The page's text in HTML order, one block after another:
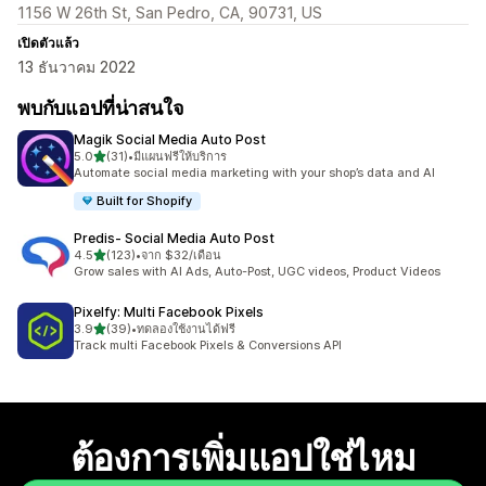
1156 W 26th St, San Pedro, CA, 90731, US
เปิดตัวแล้ว
13 ธันวาคม 2022
พบกับแอปที่น่าสนใจ
Magik Social Media Auto Post
5.0เต็ม 5 ดาว
(31)
ทั้งหมด 31 รีวิว
•มีแผนฟรีให้บริการ
Automate social media marketing with your shop’s data and AI
Built for Shopify
Predis‑ Social Media Auto Post
4.5เต็ม 5 ดาว
(123)
ทั้งหมด 123 รีวิว
•จาก $32/เดือน
Grow sales with AI Ads, Auto-Post, UGC videos, Product Videos
Pixelfy: Multi Facebook Pixels
3.9เต็ม 5 ดาว
(39)
ทั้งหมด 39 รีวิว
•ทดลองใช้งานได้ฟรี
Track multi Facebook Pixels & Conversions API
ต้องการเพิ่มแอปใช่ไหม